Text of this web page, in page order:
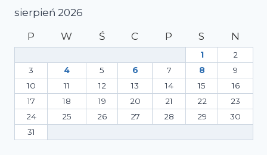
sierpień 2026
P
W Ś C P S N
1
2
3
4 5 6 7 8
9
10
11 12 13 14 15
16
17
18 19 20 21 22
23
24
25 26 27 28 29
30
31